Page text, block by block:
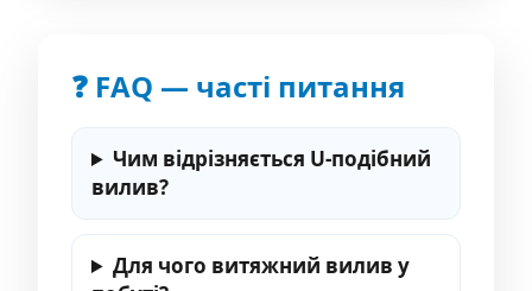
❓ FAQ — часті питання
Чим відрізняється U-подібний
вилив?
Для чого витяжний вилив у